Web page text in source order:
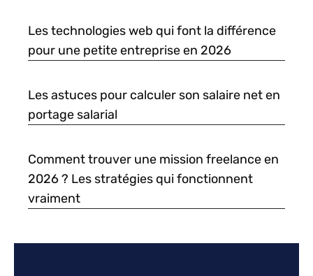
Les technologies web qui font la différence
pour une petite entreprise en 2026
Les astuces pour calculer son salaire net en
portage salarial
Comment trouver une mission freelance en
2026 ? Les stratégies qui fonctionnent
vraiment